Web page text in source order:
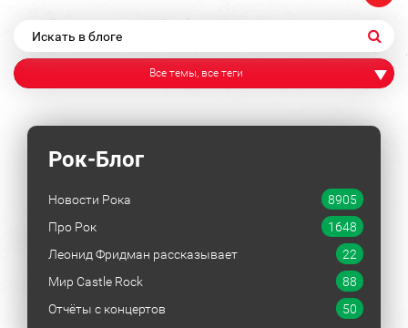
Все темы, все теги
Рок-Блог
Новости Рока
8905
Про Рок
1648
Леонид Фридман рассказывает
22
Мир Castle Rock
88
Отчёты с концертов
50